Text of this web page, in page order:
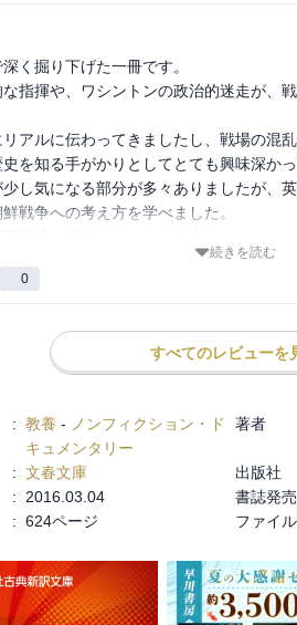
のメディアも大立者がマッカーシズム
のアメリカ政治に擬する思いもあったろ
引き。中国はこの戦争で自らの力を証
の文革の伏線となったとも言える。北
うか、けしかけるだけで少なくとも損を
ンで日本をなめ、朝鮮戦争開戦時には
別的、敵をリスペクトすることを知ら
ターン・ギャングのような取り巻きを侍
んど半島に行くことはなかった。
員がどんどん解除され訓練も行き届か
た北朝鮮軍にかなわなかった。釜山橋頭
っていった模様。最初は偵察というと
なった。
国連軍の車両による機動力をそぎ、中国
油断により、待ち伏せで大々的な勝利
れず軍勢を動かすことも出来た。しかし
り、部隊間の通信未整備や制空権を持
く掘り下げた一冊です。
指揮や、ワシントンの政治的迷走が、
アルに伝わってきましたし、戦場の混
を知る手がかりとしてとても興味深かっ
し気になる部分が多々ありましたが、
戦争への考え方を学べました。
が残る本でした。
ーは日本での功績を引き下げての朝鮮
続きを読む
0
すべてのレビューを
: 教養 - ノンフィクション・ド
キュメンタリー
著者
: 文春文庫 出版社
: 2016.03.04 書誌発
: 624ページ ファイ